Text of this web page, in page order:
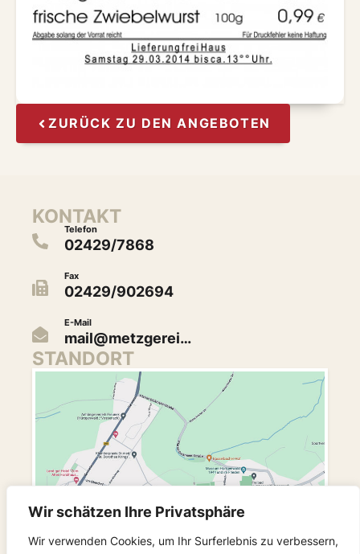
Wir schätzen Ihre Privatsphäre
Wir verwenden Cookies, um Ihr Surferlebnis zu verbessern,
ZURÜCK ZU DEN ANGEBOTEN
KONTAKT
Telefon
02429/7868
Fax
02429/902694
E-Mail
mail@metzgerei…
STANDORT